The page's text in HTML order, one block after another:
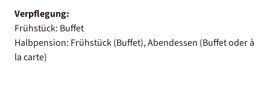
Verpflegung:
Frühstück: Buffet
Halbpension: Frühstück (Buffet), Abendessen (Buffet oder à
la carte)